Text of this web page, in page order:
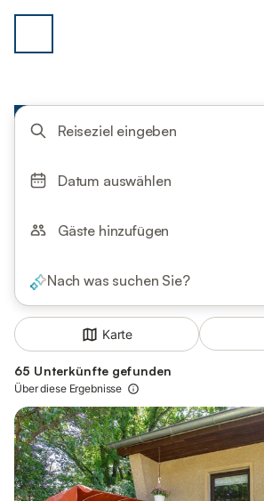
Reiseziel eingeben
Datum auswählen
Gäste hinzufügen
Nach was suchen Sie?
Karte
65 Unterkünfte gefunden
Über diese Ergebnisse